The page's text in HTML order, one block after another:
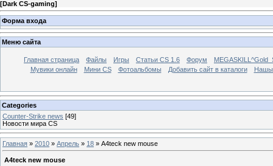
[Dark CS-gaming]
Форма входа
Меню сайта
Главная страница Файлы Игры Статьи CS 1.6 Форум
Мувики онлайн
Мини CS Фотоальбомы Добавить сайт в каталоги Нашы
Categories
Counter-Strike news [49]
Новости мира CS
Главная » 2010 » Апрель » 18 » A4teck new mouse
A4teck new mouse